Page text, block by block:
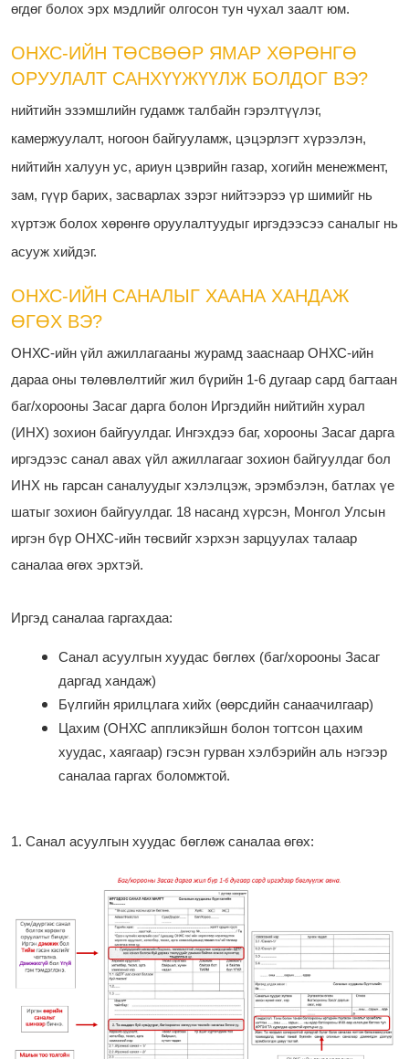
өгдөг болох эрх мэдлийг олгосон тун чухал заалт юм.
ОНХС-ИЙН ТӨСВӨӨР ЯМАР ХӨРӨНГӨ
ОРУУЛАЛТ САНХҮҮЖҮҮЛЖ БОЛДОГ ВЭ?
нийтийн эзэмшлийн гудамж талбайн гэрэлтүүлэг,
камержуулалт, ногоон байгууламж, цэцэрлэгт хүрээлэн,
нийтийн халуун ус, ариун цэврийн газар, хогийн менежмент,
зам, гүүр барих, засварлах зэрэг нийтээрээ үр шимийг нь
хүртэж болох хөрөнгө оруулалтуудыг иргэдээсээ саналыг нь
асууж хийдэг.
ОНХС-ИЙН САНАЛЫГ ХААНА ХАНДАЖ
ӨГӨХ ВЭ?
ОНХС-ийн үйл ажиллагааны журамд зааснаар ОНХС-ийн
дараа оны төлөвлөлтийг жил бүрийн 1-6 дугаар сард багтаан
баг/хорооны Засаг дарга болон Иргэдийн нийтийн хурал
(ИНХ) зохион байгуулдаг. Ингэхдээ баг, хорооны Засаг дарга
иргэдээс санал авах үйл ажиллагааг зохион байгуулдаг бол
ИНХ нь гарсан саналуудыг хэлэлцэж, эрэмбэлэн, батлах үе
шатыг зохион байгуулдаг. 18 насанд хүрсэн, Монгол Улсын
иргэн бүр ОНХС-ийн төсвийг хэрхэн зарцуулах талаар
саналаа өгөх эрхтэй.
Иргэд саналаа гаргахдаа:
Санал асуулгын хуудас бөглөх (баг/хорооны Засаг
даргад хандаж)
Бүлгийн ярилцлага хийх (өөрсдийн санаачилгаар)
Цахим (ОНХС аппликэйшн болон тогтсон цахим
хуудас, хаягаар) гэсэн гурван хэлбэрийн аль нэгээр
саналаа гаргах боломжтой.
1. Санал асуулгын хуудас бөглөж саналаа өгөх: